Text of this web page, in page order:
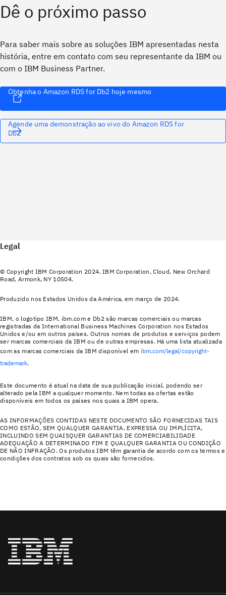
Dê o próximo passo
Para saber mais sobre as soluções IBM apresentadas nesta
história, entre em contato com seu representante da IBM ou
com o IBM Business Partner.
Obtenha o Amazon RDS for Db2 hoje mesmo
Agende uma demonstração ao vivo do Amazon RDS for
Db2
Legal
© Copyright IBM Corporation 2024. IBM Corporation, Cloud, New Orchard
Road, Armonk, NY 10504.
Produzido nos Estados Unidos da América, em março de 2024.
IBM, o logotipo IBM, ibm.com e Db2 são marcas comerciais ou marcas
registradas da International Business Machines Corporation nos Estados
Unidos e/ou em outros países. Outros nomes de produtos e serviços podem
ser marcas comerciais da IBM ou de outras empresas. Há uma lista atualizada
com as marcas comerciais da IBM disponível em ibm.com/legal/copyright-
trademark.
Este documento é atual na data de sua publicação inicial, podendo ser
alterado pela IBM a qualquer momento. Nem todas as ofertas estão
disponíveis em todos os países nos quais a IBM opera.
AS INFORMAÇÕES CONTIDAS NESTE DOCUMENTO SÃO FORNECIDAS TAIS
COMO ESTÃO, SEM QUALQUER GARANTIA, EXPRESSA OU IMPLÍCITA,
INCLUINDO SEM QUAISQUER GARANTIAS DE COMERCIABILIDADE
ADEQUAÇÃO A DETERMINADO FIM E QUALQUER GARANTIA OU CONDIÇÃO
DE NÃO INFRAÇÃO. Os produtos IBM têm garantia de acordo com os termos e
condições dos contratos sob os quais são fornecidos.